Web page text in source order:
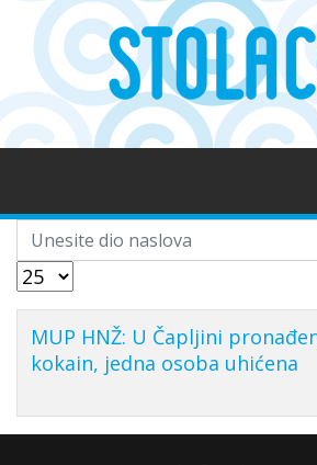
Unesite dio naslova
Prikaz #
MUP HNŽ: U Čapljini
kokain, jedna osoba uhićena